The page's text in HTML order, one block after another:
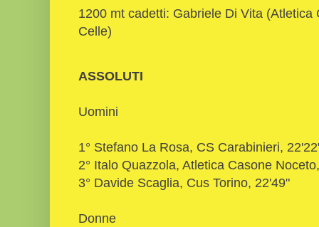
1200 mt cadetti: Gabriele Di Vita
Celle)
ASSOLUTI
Uomini
1° Stefano La Rosa, CS Carabinieri,
2° Italo Quazzola, Atletica Casone
3° Davide Scaglia, Cus Torino, 22'49"
Donne